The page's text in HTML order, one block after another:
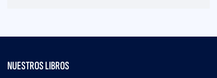
NUESTROS LIBROS